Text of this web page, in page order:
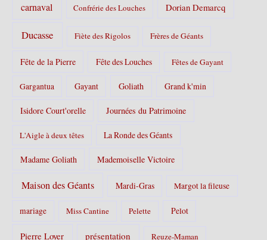
carnaval Confrérie des Louches Dorian Demarcq
Ducasse Fiète des Rigolos Frères de Géants
Fête de la Pierre Fête des Louches Fêtes de Gayant
Gargantua Gayant Goliath Grand k'min
Isidore Court'orelle Journées du Patrimoine
L'Aigle à deux têtes La Ronde des Géants
Madame Goliath Mademoiselle Victoire
Maison des Géants Mardi-Gras Margot la fileuse
mariage Miss Cantine Pelette Pelot
Pierre Loyer présentation Reuze-Maman